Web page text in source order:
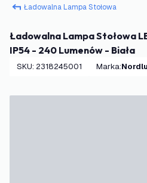
Ładowalna Lampa Stołowa
Ładowalna Lampa Stołowa LED Ara - 2W - 3000K -
IP54 - 240 Lumenów - Biała
SKU: 2318245001 Marka: